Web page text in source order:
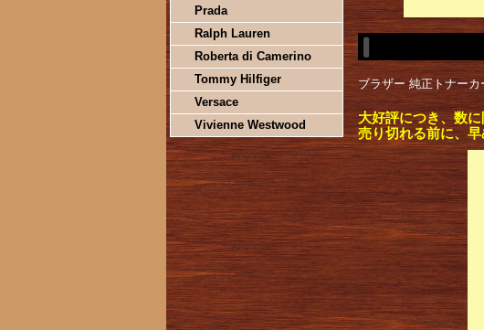
Prada
Ralph Lauren
Roberta di Camerino
Tommy Hilfiger
Versace
Vivienne Westwood
ブラザー 純正トナー
大好評につき、数に
売り切れる前に、